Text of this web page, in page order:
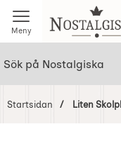
Meny
Startsidan Liten